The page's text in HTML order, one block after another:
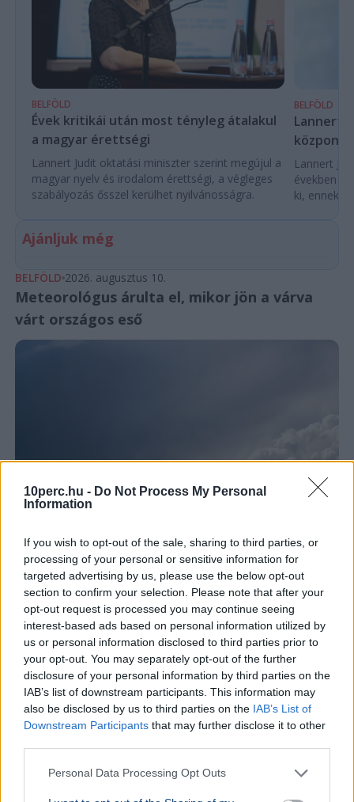
10perc.hu - Do Not Process My Personal
Information
If you wish to opt-out of the sale, sharing to third parties, or
processing of your personal or sensitive information for
targeted advertising by us, please use the below opt-out
section to confirm your selection. Please note that after your
opt-out request is processed you may continue seeing
interest-based ads based on personal information utilized by
us or personal information disclosed to third parties prior to
your opt-out. You may separately opt-out of the further
disclosure of your personal information by third parties on the
IAB’s list of downstream participants. This information may
also be disclosed by us to third parties on the IAB’s List of
Downstream Participants that may further disclose it to other
Personal Data Processing Opt Outs
BELFÖLD
Évek kritikái után most tényleg átalakul
a magyar érettségi
Lannert Judit oktatási miniszter szerint megújul a
magyar nyelv és irodalom érettségi, a végleges
szabályozás ősszel kerülhet nyilvánosságra.
BELFÖLD
Lannert
Lannert
években
ki, ennek
Ajánljuk még
BELFÖLD 2026. augusztus 10.
Meteorológus árulta el, mikor jön a várva
várt országos eső
Magyarország Időjárás Aszály Hőség
Jövő hét közepén, augusztus 18-19. környékén érkezhet
az országos csapadék, addig azonban tovább tart a
rendkívüli hőség Magyarországon.Bővebben...
BELFÖLD 2026. augusztus 10.
Vizsgálat nélkül írt fel nyugtatót az orvos –
10 ezer forintért receptenként